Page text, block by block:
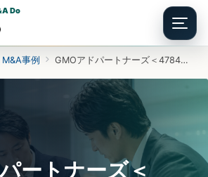
Menu
Do
M&A事例 GMOアドパートナーズ＜4784＞、ネット広告配信のサーチテリアを子会社化
ートナーズ＜